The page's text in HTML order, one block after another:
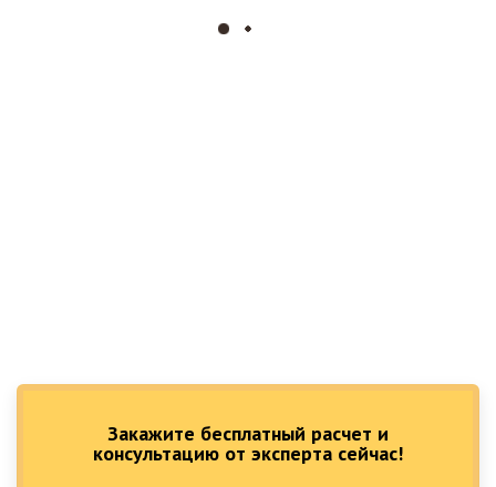
Закажите бесплатный расчет и
консультацию от эксперта сейчас!